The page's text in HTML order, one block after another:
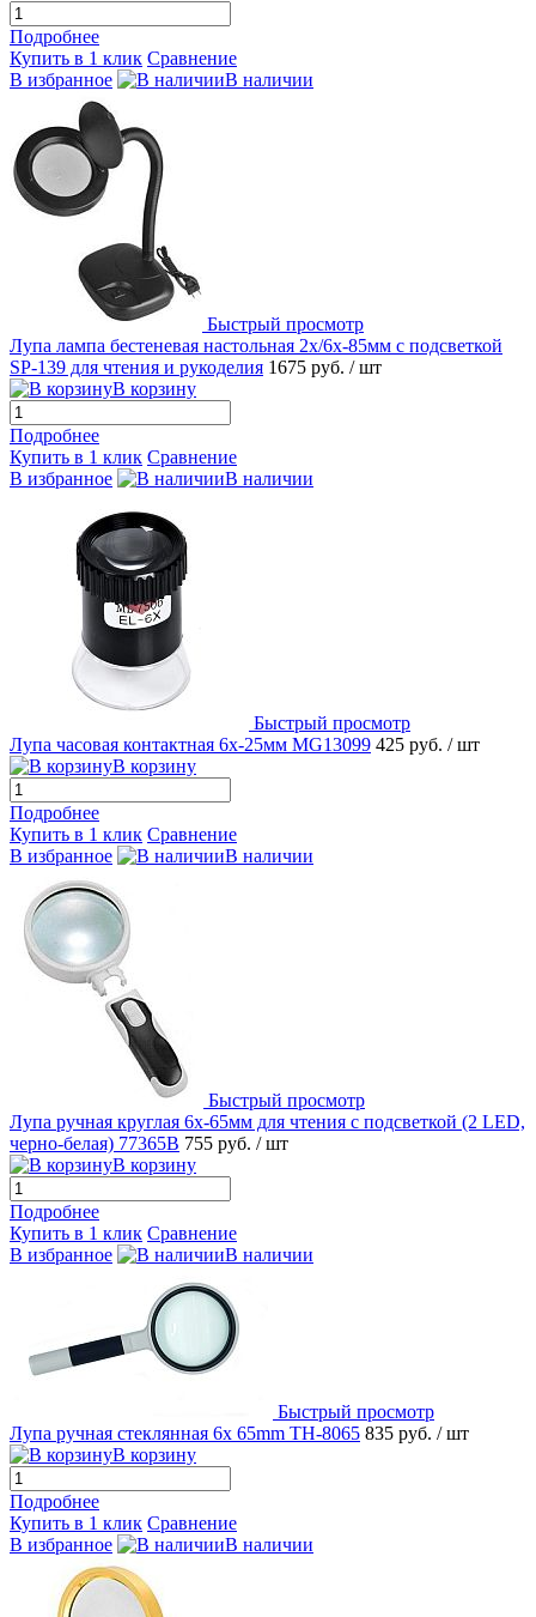
Подробнее
Купить в 1 клик Сравнение
В избранное
В наличии
Быстрый просмотр
Лупа лампа бестеневая настольная 2x/6x-85мм с подсветкой
SP-139 для чтения и рукоделия 1675 руб. / шт
В корзину
Подробнее
Купить в 1 клик Сравнение
В избранное
В наличии
Быстрый просмотр
Лупа часовая контактная 6х-25мм MG13099 425 руб. / шт
В корзину
Подробнее
Купить в 1 клик Сравнение
В избранное
В наличии
Быстрый просмотр
Лупа ручная круглая 6x-65мм для чтения с подсветкой (2 LED,
черно-белая) 77365B 755 руб. / шт
В корзину
Подробнее
Купить в 1 клик Сравнение
В избранное
В наличии
Быстрый просмотр
Лупа ручная стеклянная 6x 65mm TH-8065 835 руб. / шт
В корзину
Подробнее
Купить в 1 клик Сравнение
В избранное
В наличии